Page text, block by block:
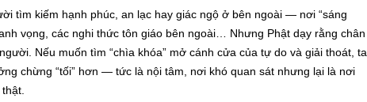
tìm kiếm hạnh phúc, an lạc hay giác ngộ ở bên ngoài — nơi “sáng
vọng, các nghi thức tôn giáo bên ngoài… Nhưng Phật dạy rằng chân
Nếu muốn tìm “chìa khóa” mở cánh cửa của tự do và giải thoát, ta
chừng “tối” hơn — tức là nội tâm, nơi khó quan sát nhưng lại là nơi